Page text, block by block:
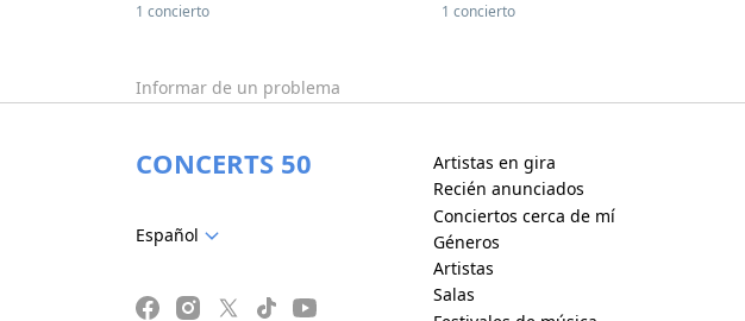
1 concierto 1 concierto
Informar de un problema
CONCERTS 50
Español
Artistas en gira
Recién anunciados
Conciertos cerca de mí
Géneros
Artistas
Salas